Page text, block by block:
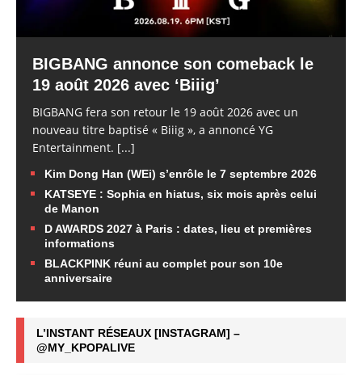
BIGBANG annonce son comeback le
19 août 2026 avec ‘Biiig’
BIGBANG fera son retour le 19 août 2026 avec un
nouveau titre baptisé « Biiig », a annoncé YG
Entertainment. [...]
Kim Dong Han (WEi) s’enrôle le 7 septembre 2026
KATSEYE : Sophia en hiatus, six mois après celui
de Manon
D AWARDS 2027 à Paris : dates, lieu et premières
informations
BLACKPINK réuni au complet pour son 10e
anniversaire
L’INSTANT RÉSEAUX [INSTAGRAM] –
@MY_KPOPALIVE